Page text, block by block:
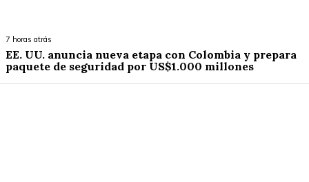
7 horas atrás
EE. UU. anuncia nueva etapa con Colombia y prepara
paquete de seguridad por US$1.000 millones